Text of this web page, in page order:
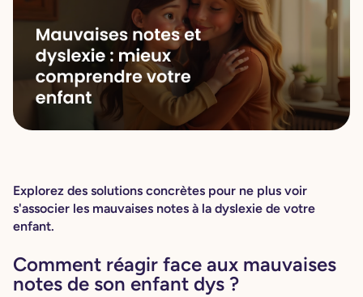
Explorez des solutions concrètes pour ne plus voir
s'associer les mauvaises notes à la dyslexie de votre
enfant.
Comment réagir face aux mauvaises
notes de son enfant dys ?